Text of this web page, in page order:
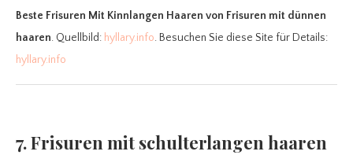
Beste Frisuren Mit Kinnlangen Haaren von Frisuren mit dünnen
haaren. Quellbild: hyllary.info. Besuchen Sie diese Site für Details:
hyllary.info
7. Frisuren mit schulterlangen haaren